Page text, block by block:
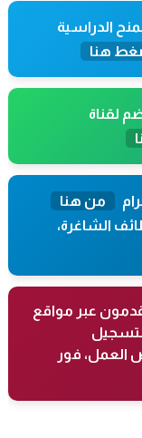
الدراسية
هنا
لقناة
من هنا
الشاغرة،
عبر مواقع
العمل، فور